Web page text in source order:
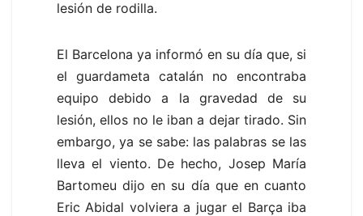
lesión de rodilla.
El Barcelona ya informó en su día que, si
el guardameta catalán no encontraba
equipo debido a la gravedad de su
lesión, ellos no le iban a dejar tirado. Sin
embargo, ya se sabe: las palabras se las
lleva el viento. De hecho, Josep María
Bartomeu dijo en su día que en cuanto
Eric Abidal volviera a jugar el Barça iba